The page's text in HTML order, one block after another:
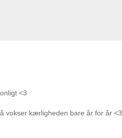
<3
vokser kærligheden bare år for år <3